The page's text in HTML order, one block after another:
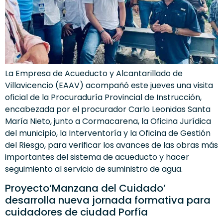
La Empresa de Acueducto y Alcantarillado de
Villavicencio (EAAV) acompañó este jueves una visita
oficial de la Procuraduría Provincial de Instrucción,
encabezada por el procurador Carlo Leonidas Santa
María Nieto, junto a Cormacarena, la Oficina Jurídica
del municipio, la Interventoría y la Oficina de Gestión
del Riesgo, para verificar los avances de las obras más
importantes del sistema de acueducto y hacer
seguimiento al servicio de suministro de agua.
Proyecto‘Manzana del Cuidado’
desarrolla nueva jornada formativa para
cuidadores de ciudad Porfía